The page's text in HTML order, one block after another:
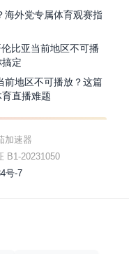
海外党专属体育观赛指
比亚当前地区不可播
定
前地区不可播放？这篇
直播难题
加速器
B1-20231050
号-7